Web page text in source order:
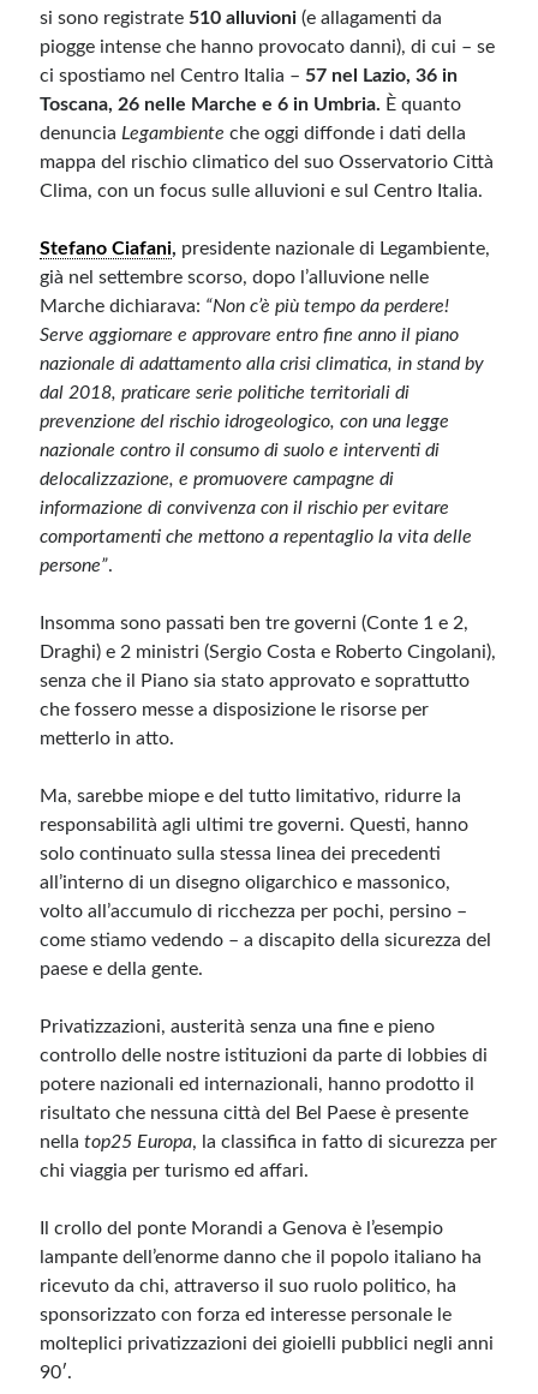
si sono registrate 510 alluvioni(e allagamenti da
piogge intense che hanno provocato danni), di cui – se
ci spostiamo nel Centro Italia – 57 nel Lazio, 36 in
Toscana, 26 nelle Marche e 6 in Umbria. È quanto
denuncia Legambiente che oggi diffonde i dati della
mappa del rischio climatico del suo Osservatorio Città
Clima, con un focus sulle alluvioni e sul Centro Italia.
Stefano Ciafani, presidente nazionale di Legambiente,
già nel settembre scorso, dopo l’alluvione nelle
Marche dichiarava: “Non c’è più tempo da perdere!
Serve aggiornare e approvare entro fine anno il piano
nazionale di adattamento alla crisi climatica, in stand by
dal 2018, praticare serie politiche territoriali di
prevenzione del rischio idrogeologico, con una legge
nazionale contro il consumo di suolo e interventi di
delocalizzazione, e promuovere campagne di
informazione di convivenza con il rischio per evitare
comportamenti che mettono a repentaglio la vita delle
persone”.
Insomma sono passati ben tre governi (Conte 1 e 2,
Draghi) e 2 ministri (Sergio Costa e Roberto Cingolani),
senza che il Piano sia stato approvato e soprattutto
che fossero messe a disposizione le risorse per
metterlo in atto.
Ma, sarebbe miope e del tutto limitativo, ridurre la
responsabilità agli ultimi tre governi. Questi, hanno
solo continuato sulla stessa linea dei precedenti
all’interno di un disegno oligarchico e massonico,
volto all’accumulo di ricchezza per pochi, persino –
come stiamo vedendo – a discapito della sicurezza del
paese e della gente.
Privatizzazioni, austerità senza una fine e pieno
controllo delle nostre istituzioni da parte di lobbies di
potere nazionali ed internazionali, hanno prodotto il
risultato che nessuna città del Bel Paese è presente
nellatop25 Europa, la classifica in fatto di sicurezza per
chi viaggia per turismo ed affari.
Il crollo del ponte Morandi a Genova è l’esempio
lampante dell’enorme danno che il popolo italiano ha
ricevuto da chi, attraverso il suo ruolo politico, ha
sponsorizzato con forza ed interesse personale le
molteplici privatizzazioni dei gioielli pubblici negli anni
90′.